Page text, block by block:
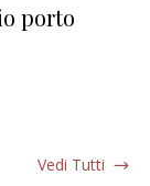
porto
Vedi Tutti